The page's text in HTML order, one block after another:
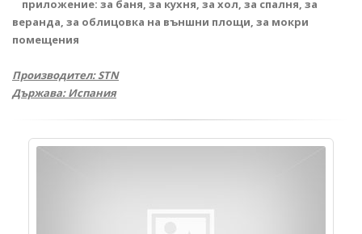
приложение: за баня, за кухня, за хол, за спалня, за
веранда, за облицовка на външни площи, за мокри
помещения
Производител: STN
Държава: Испания